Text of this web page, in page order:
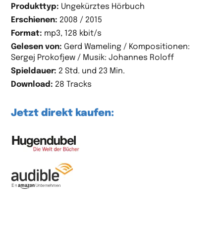
Produkttyp: Ungekürztes Hörbuch
Erschienen: 2008 / 2015
Format: mp3, 128 kbit/s
Gelesen von: Gerd Wameling / Kompositionen:
Sergej Prokofjew / Musik: Johannes Roloff
Spieldauer: 2 Std. und 23 Min.
Download: 28 Tracks
Jetzt direkt kaufen: